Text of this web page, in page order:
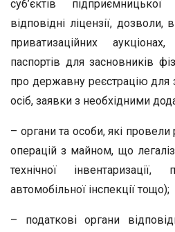
суб’єктів
відповідні ліцензії,
приватизаційних
паспортів для засновників
про державну реєстрацію для
осіб, заявки з необхідними
– органи та особи, які
операцій з майном, що
технічної інвентаризації,
автомобільної інспекції тощо);
– податкові органи